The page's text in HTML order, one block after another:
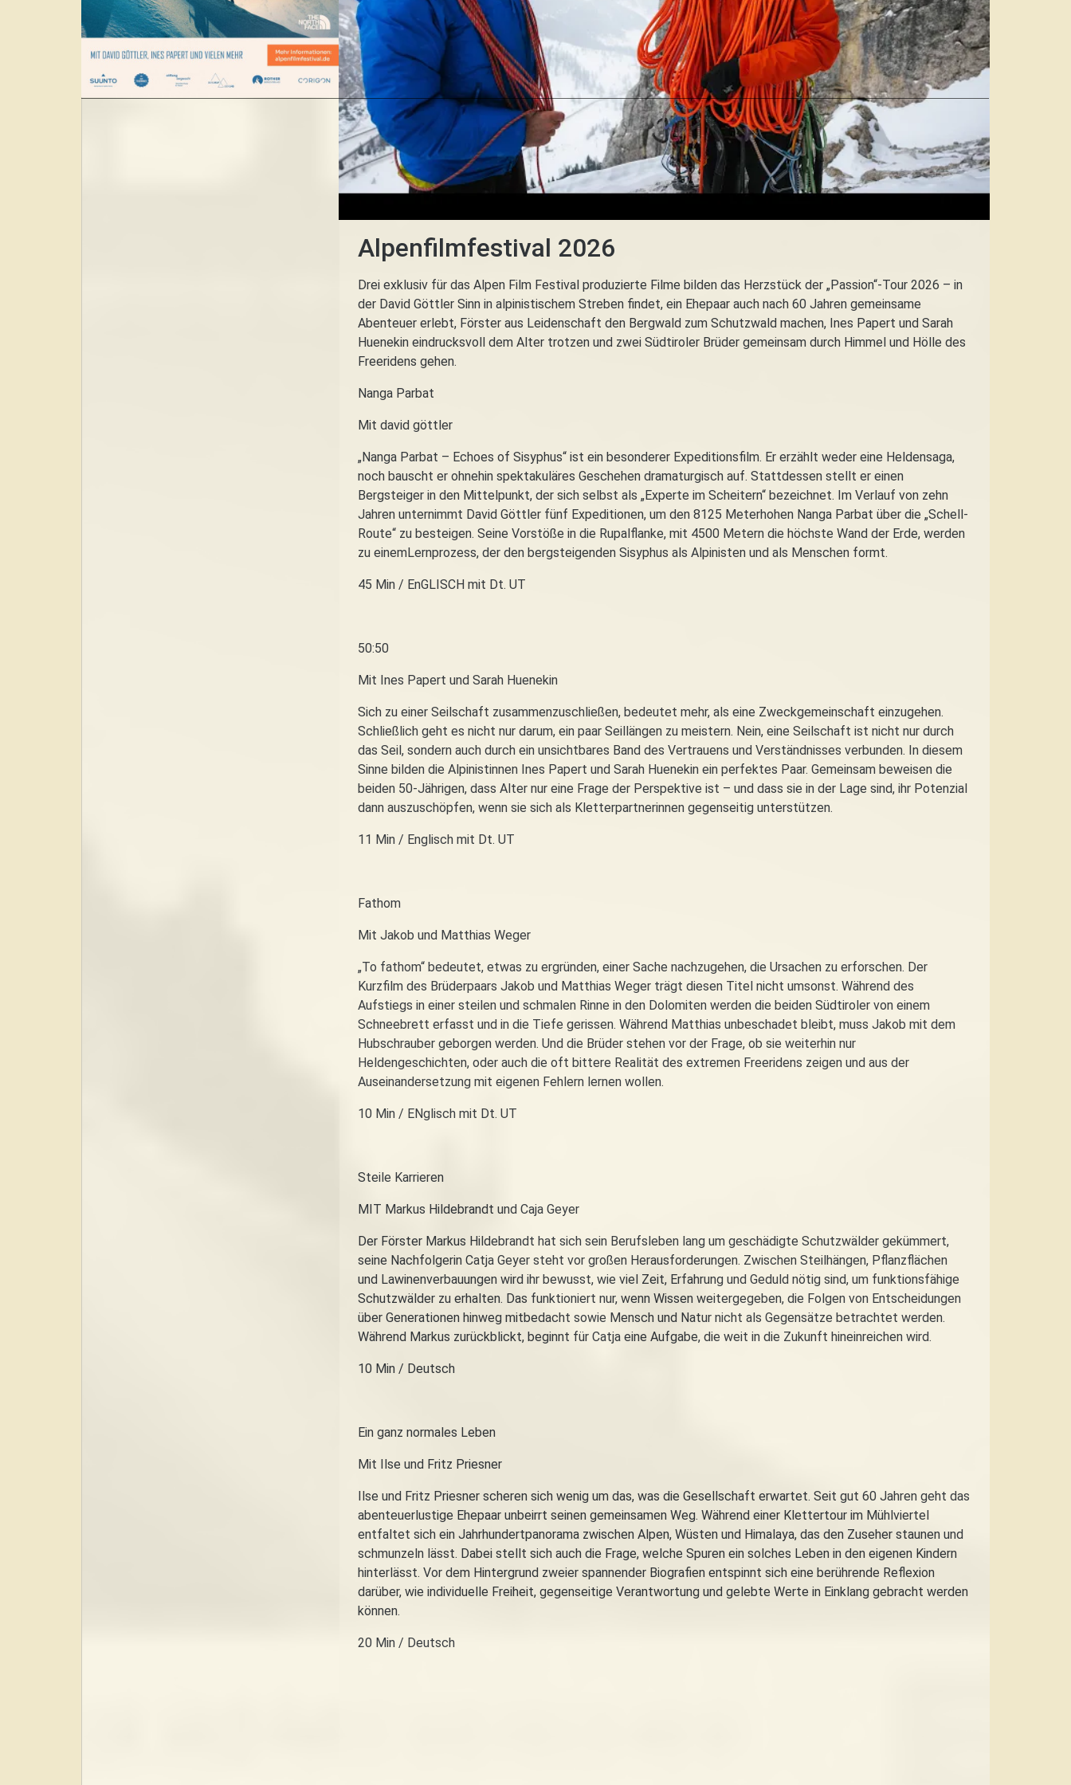
Alpenfilmfestival 2026
Drei exklusiv für das Alpen Film Festival produzierte Filme bilden das Herzstück der „Passion“-Tour 2026 – in
der David Göttler Sinn in alpinistischem Streben findet, ein Ehepaar auch nach 60 Jahren gemeinsame
Abenteuer erlebt, Förster aus Leidenschaft den Bergwald zum Schutzwald machen, Ines Papert und Sarah
Huenekin eindrucksvoll dem Alter trotzen und zwei Südtiroler Brüder gemeinsam durch Himmel und Hölle des
Freeridens gehen.
Nanga Parbat
Mit david göttler
„Nanga Parbat – Echoes of Sisyphus“ ist ein besonderer Expeditionsfilm. Er erzählt weder eine Heldensaga,
noch bauscht er ohnehin spektakuläres Geschehen dramaturgisch auf. Stattdessen stellt er einen
Bergsteiger in den Mittelpunkt, der sich selbst als „Experte im Scheitern“ bezeichnet. Im Verlauf von zehn
Jahren unternimmt David Göttler fünf Expeditionen, um den 8125 Meterhohen Nanga Parbat über die „Schell-
Route“ zu besteigen. Seine Vorstöße in die Rupalflanke, mit 4500 Metern die höchste Wand der Erde, werden
zu einemLernprozess, der den bergsteigenden Sisyphus als Alpinisten und als Menschen formt.
45 Min / EnGLISCH mit Dt. UT
50:50
Mit Ines Papert und Sarah Huenekin
Sich zu einer Seilschaft zusammenzuschließen, bedeutet mehr, als eine Zweckgemeinschaft einzugehen.
Schließlich geht es nicht nur darum, ein paar Seillängen zu meistern. Nein, eine Seilschaft ist nicht nur durch
das Seil, sondern auch durch ein unsichtbares Band des Vertrauens und Verständnisses verbunden. In diesem
Sinne bilden die Alpinistinnen Ines Papert und Sarah Huenekin ein perfektes Paar. Gemeinsam beweisen die
beiden 50-Jährigen, dass Alter nur eine Frage der Perspektive ist – und dass sie in der Lage sind, ihr Potenzial
dann auszuschöpfen, wenn sie sich als Kletterpartnerinnen gegenseitig unterstützen.
11 Min / Englisch mit Dt. UT
Fathom
Mit Jakob und Matthias Weger
„To fathom“ bedeutet, etwas zu ergründen, einer Sache nachzugehen, die Ursachen zu erforschen. Der
Kurzfilm des Brüderpaars Jakob und Matthias Weger trägt diesen Titel nicht umsonst. Während des
Aufstiegs in einer steilen und schmalen Rinne in den Dolomiten werden die beiden Südtiroler von einem
Schneebrett erfasst und in die Tiefe gerissen. Während Matthias unbeschadet bleibt, muss Jakob mit dem
Hubschrauber geborgen werden. Und die Brüder stehen vor der Frage, ob sie weiterhin nur
Heldengeschichten, oder auch die oft bittere Realität des extremen Freeridens zeigen und aus der
Auseinandersetzung mit eigenen Fehlern lernen wollen.
10 Min / ENglisch mit Dt. UT
Steile Karrieren
MIT Markus Hildebrandt und Caja Geyer
Der Förster Markus Hildebrandt hat sich sein Berufsleben lang um geschädigte Schutzwälder gekümmert,
seine Nachfolgerin Catja Geyer steht vor großen Herausforderungen. Zwischen Steilhängen, Pflanzflächen
und Lawinenverbauungen wird ihr bewusst, wie viel Zeit, Erfahrung und Geduld nötig sind, um funktionsfähige
Schutzwälder zu erhalten. Das funktioniert nur, wenn Wissen weitergegeben, die Folgen von Entscheidungen
über Generationen hinweg mitbedacht sowie Mensch und Natur nicht als Gegensätze betrachtet werden.
Während Markus zurückblickt, beginnt für Catja eine Aufgabe, die weit in die Zukunft hineinreichen wird.
10 Min / Deutsch
Ein ganz normales Leben
Mit Ilse und Fritz Priesner
Ilse und Fritz Priesner scheren sich wenig um das, was die Gesellschaft erwartet. Seit gut 60 Jahren geht das
abenteuerlustige Ehepaar unbeirrt seinen gemeinsamen Weg. Während einer Klettertour im Mühlviertel
entfaltet sich ein Jahrhundertpanorama zwischen Alpen, Wüsten und Himalaya, das den Zuseher staunen und
schmunzeln lässt. Dabei stellt sich auch die Frage, welche Spuren ein solches Leben in den eigenen Kindern
hinterlässt. Vor dem Hintergrund zweier spannender Biografien entspinnt sich eine berührende Reflexion
darüber, wie individuelle Freiheit, gegenseitige Verantwortung und gelebte Werte in Einklang gebracht werden
können.
20 Min / Deutsch